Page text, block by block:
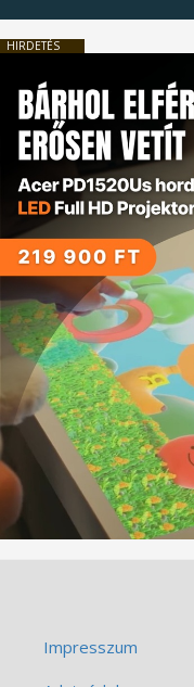
HIRDETÉS
Impresszum